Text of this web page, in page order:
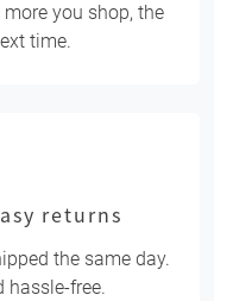
you shop, the
time.
returns
the same day.
hassle-free.